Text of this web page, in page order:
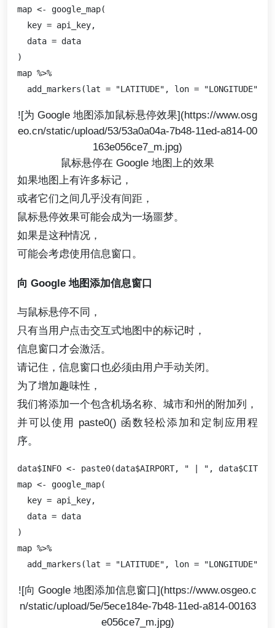
map <- google_map(
  key = api_key,
  data = data
)
map %>%
![为 Google 地图添加鼠标悬停效果](https://www.osg
eo.cn/static/upload/53/53a0a04a-7b48-11ed-a814-00
163e056ce7_m.jpg)
鼠标悬停在 Google 地图上的效果
如果地图上有许多标记，
或者它们之间几乎没有间距，
鼠标悬停效果可能会成为一场噩梦。
如果是这种情况，
可能会考虑使用信息窗口。
向 Google 地图添加信息窗口
与鼠标悬停不同，
只有当用户点击交互式地图中的标记时，
信息窗口才会激活。
请记住，信息窗口也必须由用户手动关闭。
为了增加趣味性，
我们将添加一个包含机场名称、城市和州的附加列，
并可以使用 paste0() 函数轻松添加和定制应用程
序。
data$INFO <- paste0(data$AIRPORT, " | ", data$CITY,
map <- google_map(
  key = api_key,
  data = data
)
map %>%
![向 Google 地图添加信息窗口](https://www.osgeo.c
n/static/upload/5e/5ece184e-7b48-11ed-a814-00163
e056ce7_m.jpg)